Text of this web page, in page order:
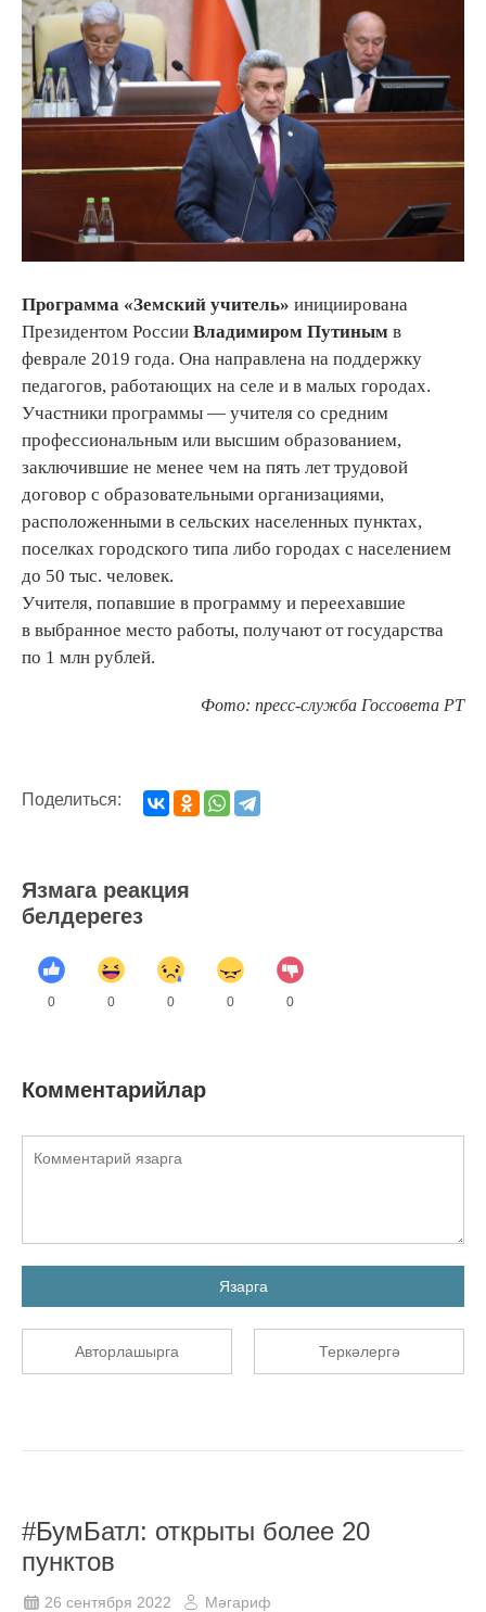
Программа «Земский учитель» инициирована
Президентом России Владимиром Путиным в
феврале 2019 года. Она направлена на поддержку
педагогов, работающих на селе и в малых городах.
Участники программы — учителя со средним
профессиональным или высшим образованием,
заключившие не менее чем на пять лет трудовой
договор с образовательными организациями,
расположенными в сельских населенных пунктах,
поселках городского типа либо городах с населением
до 50 тыс. человек.
Учителя, попавшие в программу и переехавшие
в выбранное место работы, получают от государства
по 1 млн рублей.
Фото: пресс-служба Госсовета РТ
Поделиться:
Язмага реакция
белдерегез
0 0 0 0 0
Комментарийлар
Язарга
Авторлашырга Теркәлергә
#БумБатл: открыты более 20
пунктов
26 сентября 2022 Мәгариф